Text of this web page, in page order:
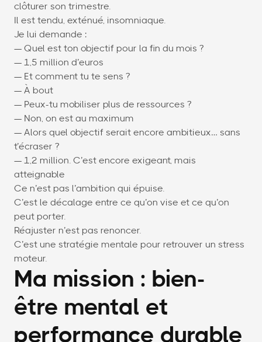
clôturer son trimestre.
Il est tendu, exténué, insomniaque.
Je lui demande :
— Quel est ton objectif pour la fin du mois ?
— 1,5 million d’euros
— Et comment tu te sens ?
— À bout
— Peux-tu mobiliser plus de ressources ?
— Non, on est au maximum
— Alors quel objectif serait encore ambitieux… sans
t’écraser ?
— 1,2 million. C’est encore exigeant, mais
atteignable
Ce n’est pas l’ambition qui épuise.
C’est le décalage entre ce qu’on vise et ce qu’on
peut porter.
Réajuster n’est pas renoncer.
C’est une stratégie mentale pour retrouver un stress
moteur.
Ma mission : bien-
être mental et
performance durable